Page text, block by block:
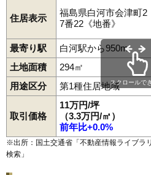
白坂 3.2万円
十文字
91 弥次郎窪 2.9万円
92 大信町屋 2.9万円
93 池下 2.9万円
94 東釜子 2.6万円
95 関辺
飯沢山
97
住居表示
福島県白河市会津町2
7番22《地番》
最寄り駅 白河駅から950m
土地面積
294㎡
用途区分
第1種住居地域
取引価格
11万円/坪
（3.3万円/㎡）
前年比+0.0%
スクロールで
※出所：国土交通省「不動産情報ライブラ
検索 」